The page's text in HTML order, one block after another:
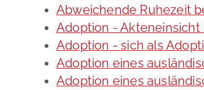
Abweichende Ruhezeit
Adoption - Akteneinsicht
Adoption - sich als
Adoption eines
Adoption eines